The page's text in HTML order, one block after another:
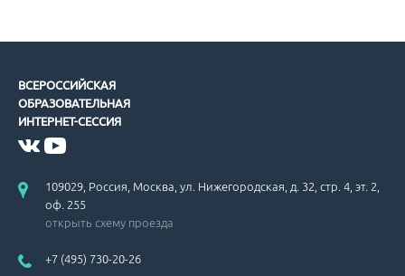
ВСЕРОССИЙСКАЯ
ОБРАЗОВАТЕЛЬНАЯ
ИНТЕРНЕТ-СЕССИЯ
109029, Россия, Москва, ул. Нижегородская, д. 32, стр. 4, эт. 2,
оф. 255
открыть схему проезда
+7 (495) 730-20-26